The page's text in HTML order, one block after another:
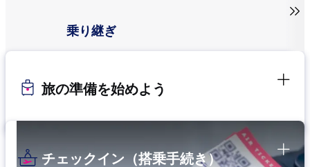
乗り継ぎ

旅の準備を始めよう
チェックイン（搭乗手続き）